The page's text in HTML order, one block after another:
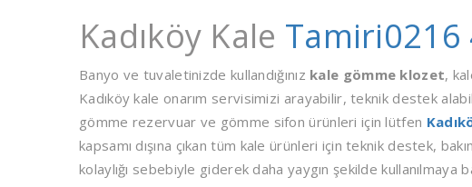
Kadıköy Kale Tamiri0216
Banyo ve tuvaletinizde kullandığınız kale gömme klozet,
Kadıköy kale onarım servisimizi arayabilir, teknik destek
gömme rezervuar ve gömme sifon ürünleri için lütfen
kapsamı dışına çıkan tüm kale ürünleri için teknik destek,
kolaylığı sebebiyle giderek daha yaygın şekilde